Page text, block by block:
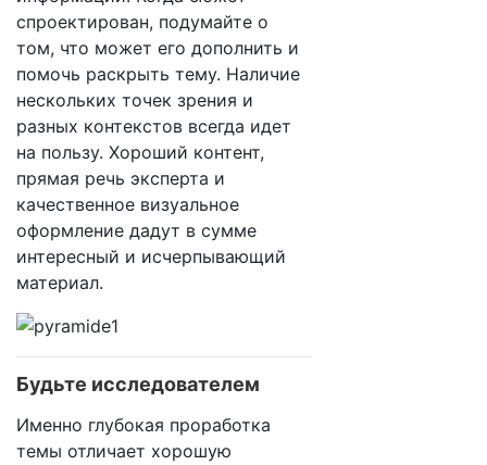
спроектирован, подумайте о
том, что может его дополнить и
помочь раскрыть тему. Наличие
нескольких точек зрения и
разных контекстов всегда идет
на пользу. Хороший контент,
прямая речь эксперта и
качественное визуальное
оформление дадут в сумме
интересный и исчерпывающий
материал.
Будьте исследователем
Именно глубокая проработка
темы отличает хорошую